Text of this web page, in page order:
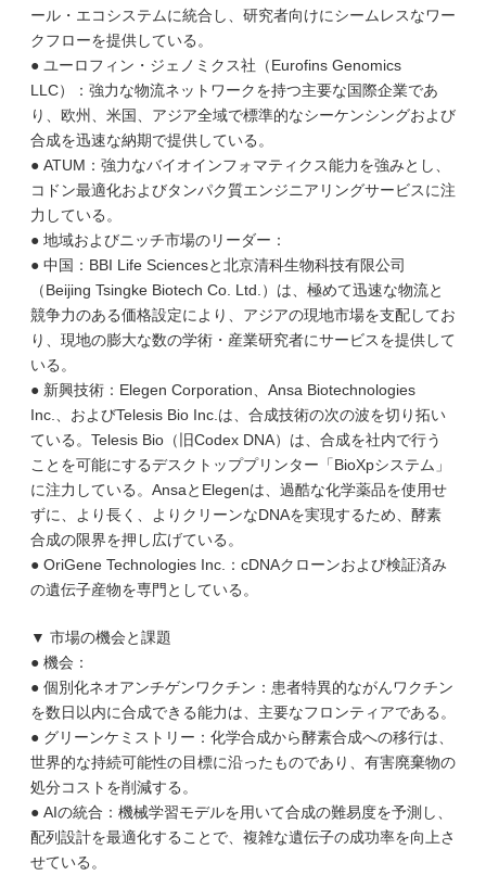
ール・エコシステムに統合し、研究者向けにシームレスなワー
クフローを提供している。
● ユーロフィン・ジェノミクス社（Eurofins Genomics
LLC）：強力な物流ネットワークを持つ主要な国際企業であ
り、欧州、米国、アジア全域で標準的なシーケンシングおよび
合成を迅速な納期で提供している。
● ATUM：強力なバイオインフォマティクス能力を強みとし、
コドン最適化およびタンパク質エンジニアリングサービスに注
力している。
● 地域およびニッチ市場のリーダー：
● 中国：BBI Life Sciencesと北京清科生物科技有限公司
（Beijing Tsingke Biotech Co. Ltd.）は、極めて迅速な物流と
競争力のある価格設定により、アジアの現地市場を支配してお
り、現地の膨大な数の学術・産業研究者にサービスを提供して
いる。
● 新興技術：Elegen Corporation、Ansa Biotechnologies
Inc.、およびTelesis Bio Inc.は、合成技術の次の波を切り拓い
ている。Telesis Bio（旧Codex DNA）は、合成を社内で行う
ことを可能にするデスクトッププリンター「BioXpシステム」
に注力している。AnsaとElegenは、過酷な化学薬品を使用せ
ずに、より長く、よりクリーンなDNAを実現するため、酵素
合成の限界を押し広げている。
● OriGene Technologies Inc.：cDNAクローンおよび検証済み
の遺伝子産物を専門としている。
▼ 市場の機会と課題
● 機会：
● 個別化ネオアンチゲンワクチン：患者特異的ながんワクチン
を数日以内に合成できる能力は、主要なフロンティアである。
● グリーンケミストリー：化学合成から酵素合成への移行は、
世界的な持続可能性の目標に沿ったものであり、有害廃棄物の
処分コストを削減する。
● AIの統合：機械学習モデルを用いて合成の難易度を予測し、
配列設計を最適化することで、複雑な遺伝子の成功率を向上さ
せている。